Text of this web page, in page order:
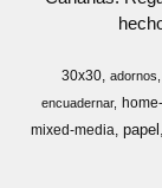
30x30 adornos
encuadernar
mixed-media papel